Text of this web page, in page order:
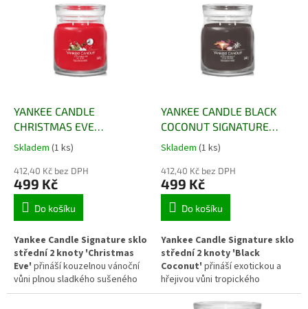
rovnoměrné hoření a intenzivní
rozptyl vůně. Moderní Signature
design dodává svíčce styl a
skleněná nádoba s víčkem
ozdobí každý interiér. Ideální
pro večerní relaxaci a útulnou
polevy, cukru a vanilkových
lusků. Dva knoty zajišťují
rovnoměrné hoření a krásný
rozptyl vůně, zatímco elegantní
nádoba Signature ozdobí každý
interiér. Ideální volba pro chvíle
YANKEE CANDLE
CHRISTMAS EVE
SIGNATURE STŘEDNÍ
Skladem (1 ks)
412,40 Kč bez DPH
499 Kč
Do košíku
Yankee Candle Signature sklo
střední 2 knoty 'Christmas
Eve' přináší kouzelnou vánoční
vůni plnou sladkého sušeného
ovoce, vanilky a jemného
YANKEE CANDLE BLACK
COCONUT SIGNATURE
STŘEDNÍ
Skladem (1 ks)
412,40 Kč bez DPH
499 Kč
Do košíku
Yankee Candle Signature sklo
střední 2 knoty 'Black
Coconut' přináší exotickou a
hřejivou vůni tropického
kokosu, sladkého ananasu a
dřevitého základu. Tato vůně